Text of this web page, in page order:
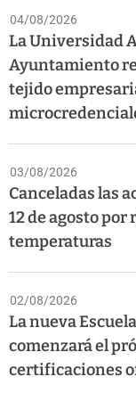
04/08/2026
La Universidad
Ayuntamiento
tejido
03/08/2026
Canceladas las
12 de agosto
temperaturas
02/08/2026
La nueva
comenzará el
certificaciones